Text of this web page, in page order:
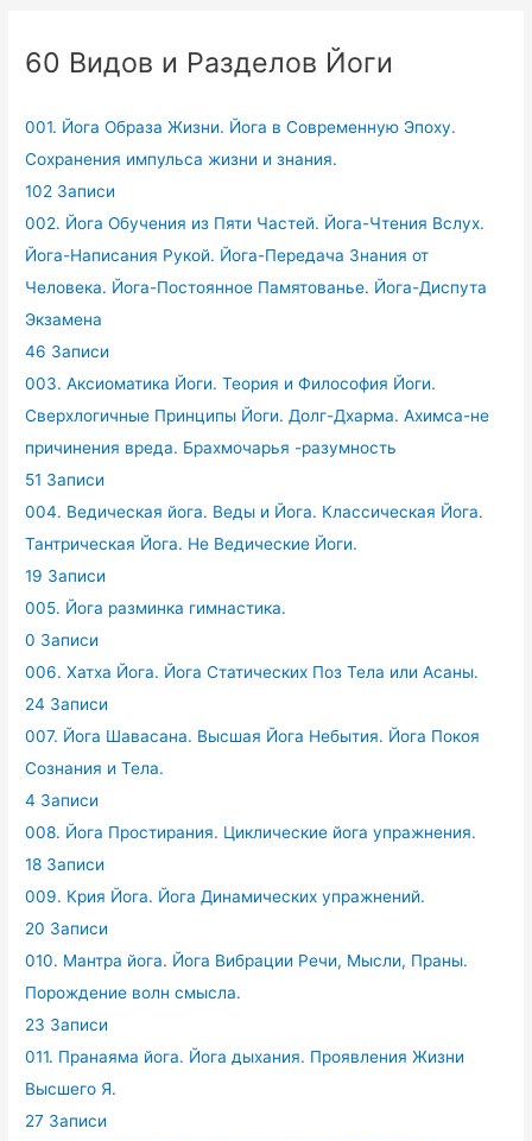
60 Видов и Разделов Йоги
001. Йога Образа Жизни. Йога в Современную Эпоху.
Сохранения импульса жизни и знания.
102 Записи
002. Йога Обучения из Пяти Частей. Йога-Чтения Вслух.
Йога-Написания Рукой. Йога-Передача Знания от
Человека. Йога-Постоянное Памятованье. Йога-Диспута
Экзамена
46 Записи
003. Аксиоматика Йоги. Теория и Философия Йоги.
Сверхлогичные Принципы Йоги. Долг-Дхарма. Ахимса-не
причинения вреда. Брахмочарья -разумность
51 Записи
004. Ведическая йога. Веды и Йога. Классическая Йога.
Тантрическая Йога. Не Ведические Йоги.
19 Записи
005. Йога разминка гимнастика.
0 Записи
006. Хатха Йога. Йога Статических Поз Тела или Асаны.
24 Записи
007. Йога Шавасана. Высшая Йога Небытия. Йога Покоя
Сознания и Тела.
4 Записи
008. Йога Простирания. Циклические йога упражнения.
18 Записи
009. Крия Йога. Йога Динамических упражнений.
20 Записи
010. Мантра йога. Йога Вибрации Речи, Мысли, Праны.
Порождение волн смысла.
23 Записи
011. Пранаяма йога. Йога дыхания. Проявления Жизни
Высшего Я.
27 Записи